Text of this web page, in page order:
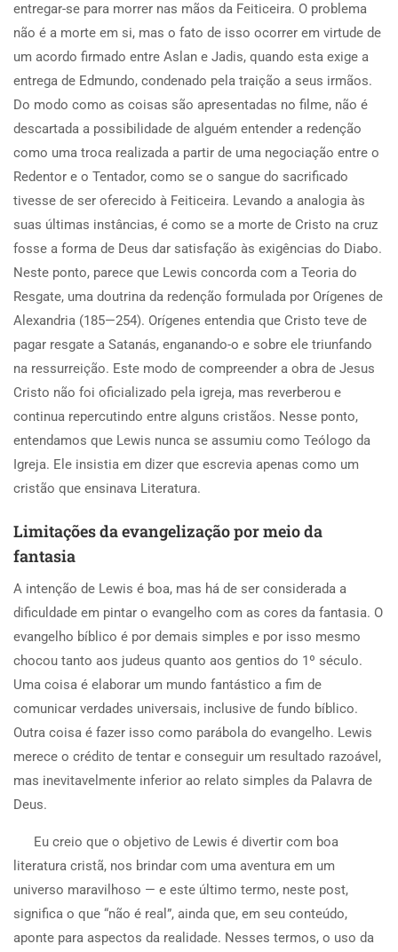
entregar-se para morrer nas mãos da Feiticeira. O problema
não é a morte em si, mas o fato de isso ocorrer em virtude de
um acordo firmado entre Aslan e Jadis, quando esta exige a
entrega de Edmundo, condenado pela traição a seus irmãos.
Do modo como as coisas são apresentadas no filme, não é
descartada a possibilidade de alguém entender a redenção
como uma troca realizada a partir de uma negociação entre o
Redentor e o Tentador, como se o sangue do sacrificado
tivesse de ser oferecido à Feiticeira. Levando a analogia às
suas últimas instâncias, é como se a morte de Cristo na cruz
fosse a forma de Deus dar satisfação às exigências do Diabo.
Neste ponto, parece que Lewis concorda com a Teoria do
Resgate, uma doutrina da redenção formulada por Orígenes de
Alexandria (185—254). Orígenes entendia que Cristo teve de
pagar resgate a Satanás, enganando-o e sobre ele triunfando
na ressurreição. Este modo de compreender a obra de Jesus
Cristo não foi oficializado pela igreja, mas reverberou e
continua repercutindo entre alguns cristãos. Nesse ponto,
entendamos que Lewis nunca se assumiu como Teólogo da
Igreja. Ele insistia em dizer que escrevia apenas como um
cristão que ensinava Literatura.
Limitações da evangelização por meio da
fantasia
A intenção de Lewis é boa, mas há de ser considerada a
dificuldade em pintar o evangelho com as cores da fantasia. O
evangelho bíblico é por demais simples e por isso mesmo
chocou tanto aos judeus quanto aos gentios do 1º século.
Uma coisa é elaborar um mundo fantástico a fim de
comunicar verdades universais, inclusive de fundo bíblico.
Outra coisa é fazer isso como parábola do evangelho. Lewis
merece o crédito de tentar e conseguir um resultado razoável,
mas inevitavelmente inferior ao relato simples da Palavra de
Deus.
Eu creio que o objetivo de Lewis é divertir com boa
literatura cristã, nos brindar com uma aventura em um
universo maravilhoso — e este último termo, neste post,
significa o que “não é real”, ainda que, em seu conteúdo,
aponte para aspectos da realidade. Nesses termos, o uso da